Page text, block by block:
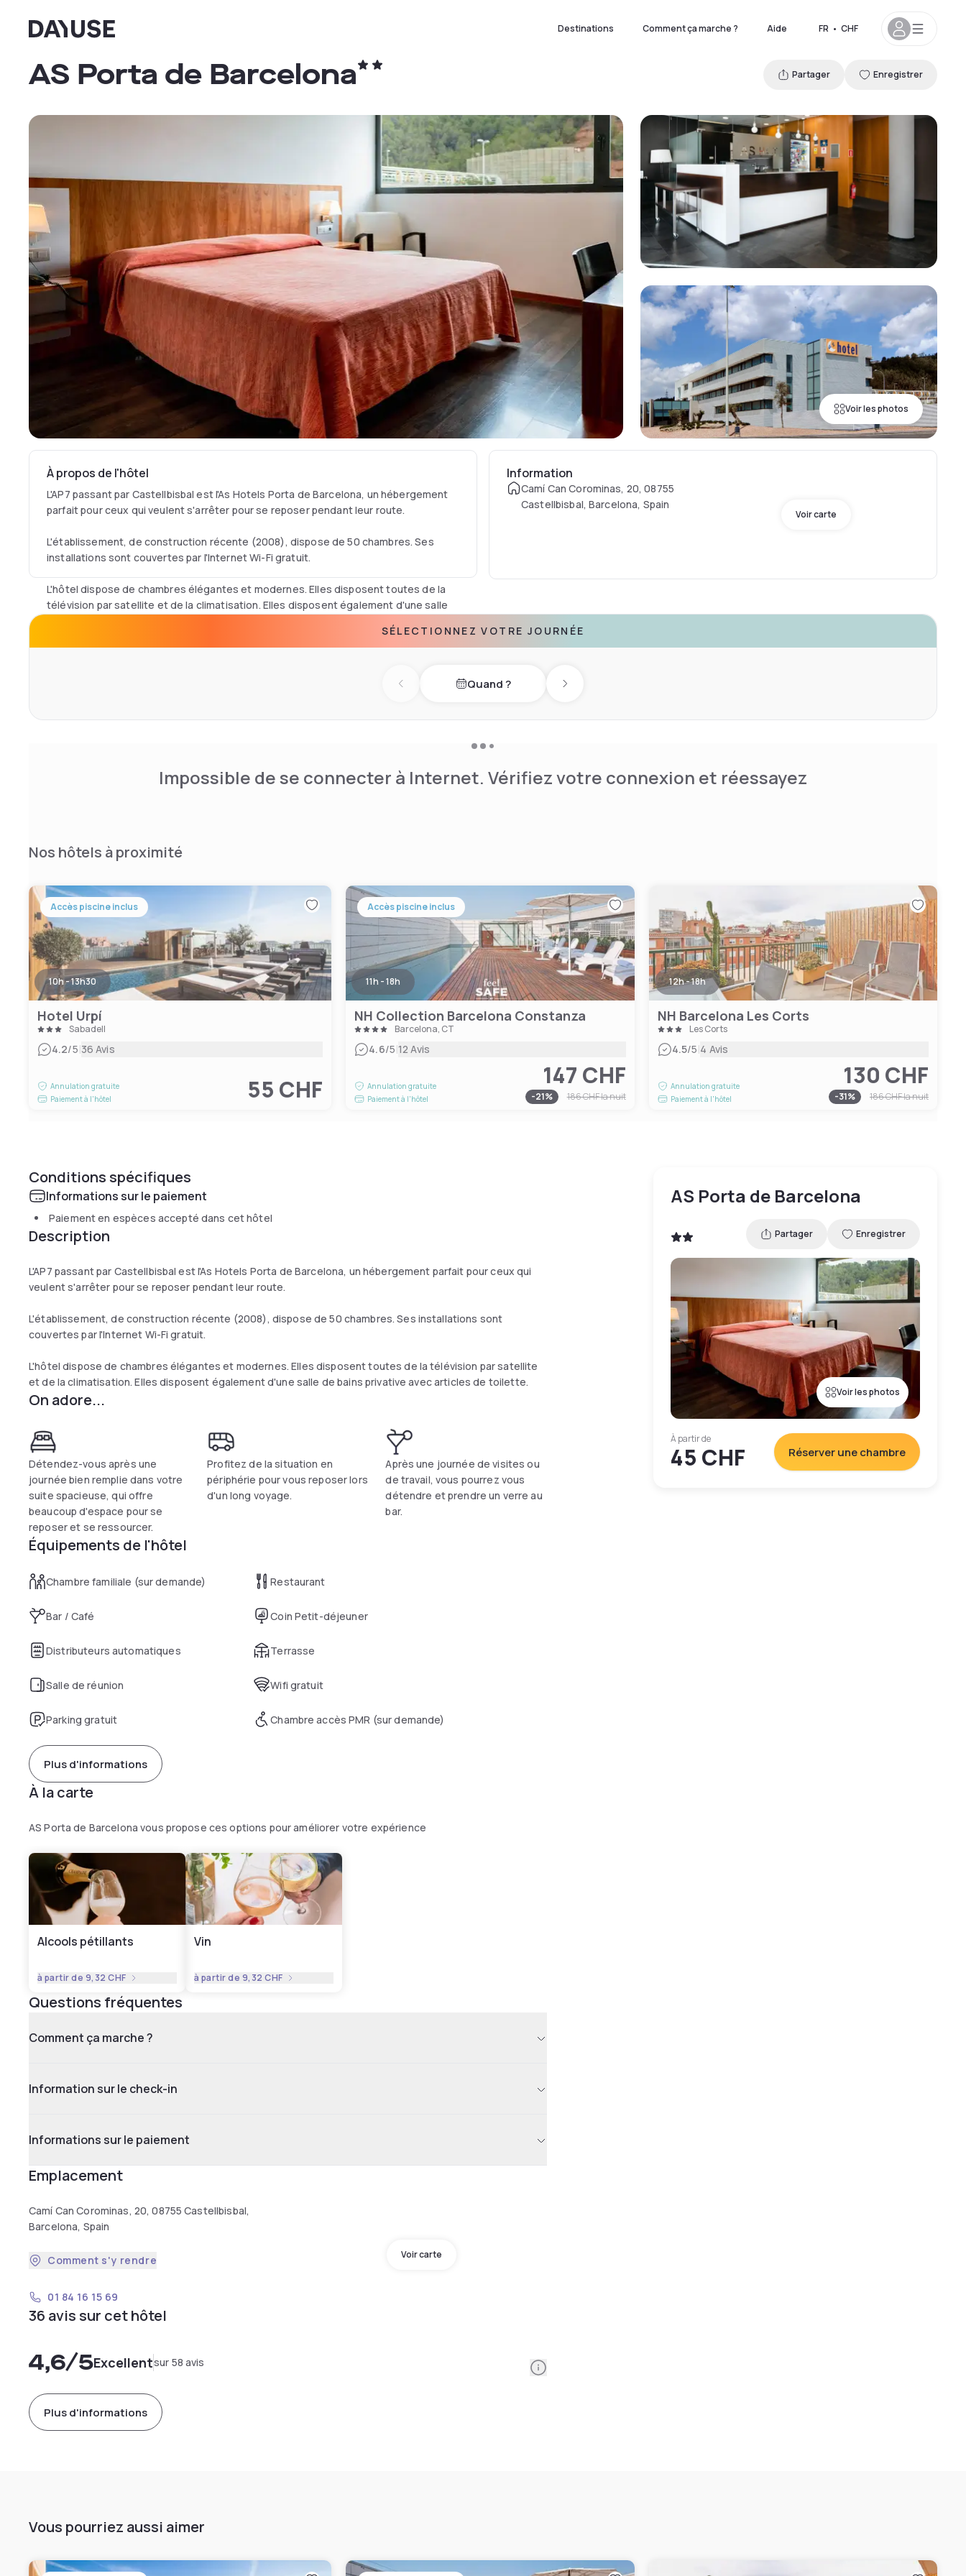
Dayuse Destinations Comment ça marche ? Aide FR • CHF
Voir les photos
AS Porta de Barcelona Partager Enregistrer
À propos de l'hôtel
L'AP7 passant par Castellbisbal est l'As Hotels Porta de Barcelona, un hébergement
parfait pour ceux qui veulent s'arrêter pour se reposer pendant leur route.
L'établissement, de construction récente (2008), dispose de 50 chambres. Ses
installations sont couvertes par l'Internet Wi-Fi gratuit.
L'hôtel dispose de chambres élégantes et modernes. Elles disposent toutes de la
télévision par satellite et de la climatisation. Elles disposent également d'une salle
Information
Camí Can Corominas, 20, 08755
Castellbisbal, Barcelona, Spain
Voir carte
SÉLECTIONNEZ VOTRE JOURNÉE
Previous dayQuand ? Next day
Impossible de se connecter à Internet. Vérifiez votre connexion et réessayez
Nos hôtels à proximité
Accès piscine inclus
10h - 13h30
Hotel Urpí
Sabadell
4.2/5|36 Avis
Annulation gratuite
Paiement à l'hôtel
55 CHF
Accès piscine inclus
11h - 18h
NH Collection Barcelona Constanza
Barcelona, CT
4.6/5|12 Avis
Annulation gratuite
Paiement à l'hôtel
147 CHF
-21% 186 CHFla nuit
12h - 18h
NH Barcelona Les Corts
Les Corts
4.5/5|4 Avis
Annulation gratuite
Paiement à l'hôtel
130 CHF
-31% 186 CHFla nuit
Conditions spécifiques
Informations sur le paiement
Paiement en espèces accepté dans cet hôtel
Description
L'AP7 passant par Castellbisbal est l'As Hotels Porta de Barcelona, un hébergement parfait pour ceux qui
veulent s'arrêter pour se reposer pendant leur route.
L'établissement, de construction récente (2008), dispose de 50 chambres. Ses installations sont
couvertes par l'Internet Wi-Fi gratuit.
L'hôtel dispose de chambres élégantes et modernes. Elles disposent toutes de la télévision par satellite
et de la climatisation. Elles disposent également d'une salle de bains privative avec articles de toilette.
On adore...
Détendez-vous après une
journée bien remplie dans votre
suite spacieuse, qui offre
beaucoup d'espace pour se
reposer et se ressourcer.
Profitez de la situation en
périphérie pour vous reposer lors
d'un long voyage.
Après une journée de visites ou
de travail, vous pourrez vous
détendre et prendre un verre au
bar.
Équipements de l'hôtel
Chambre familiale (sur demande) Restaurant
Bar / Café Coin Petit-déjeuner
Distributeurs automatiques Terrasse
Salle de réunion Wifi gratuit
Parking gratuit Chambre accès PMR (sur demande)
Plus d'informations
À la carte
AS Porta de Barcelona vous propose ces options pour améliorer votre expérience
Alcools pétillants
à partir de 9,32 CHF
Vin
à partir de 9,32 CHF
Questions fréquentes
Comment ça marche ?
Information sur le check-in
Informations sur le paiement
Emplacement
Camí Can Corominas, 20, 08755 Castellbisbal,
Barcelona, Spain
Voir carte
Comment s'y rendre
01 84 16 15 69
36 avis sur cet hôtel
4,6/5Excellentsur 58 avis Information
Plus d'informations
AS Porta de Barcelona
Partager Enregistrer
Voir les photos
À partir de
45 CHF Réserver une chambre
Vous pourriez aussi aimer